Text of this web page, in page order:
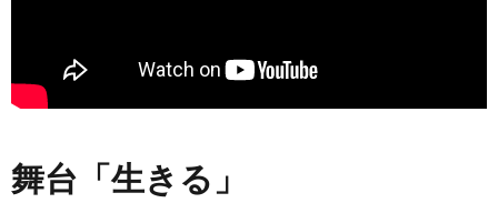
舞台「生きる」